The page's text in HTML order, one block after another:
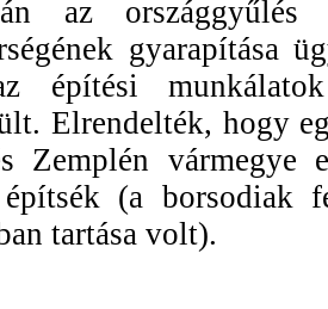
az országgyűlés
gyarapítása
építési munkálatok
Elrendelték, hogy
Zemplén vármegye
(a borsodiak
tartása volt).